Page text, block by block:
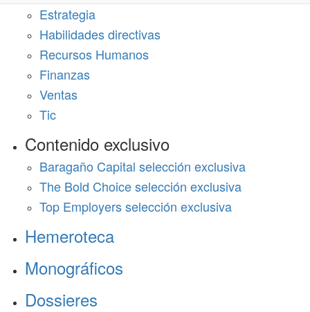
Estrategia
Habilidades directivas
Recursos Humanos
Finanzas
Ventas
Tic
Contenido exclusivo
Baragaño Capital selección exclusiva
The Bold Choice selección exclusiva
Top Employers selección exclusiva
Hemeroteca
Monográficos
Dossieres